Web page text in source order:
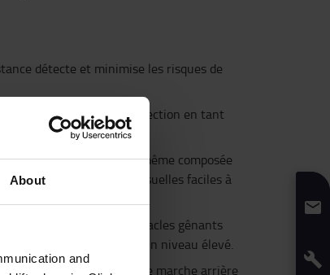
About
and
détecte et minimise les risques de
dans la zone de détection en tant
de détection est elle-même composée
des alertes sonores et visuelles faciles à
d’identifier les obstacles gênants
est maintenu à un niveau élevé.
l'opérateur tente de faire marche arrière